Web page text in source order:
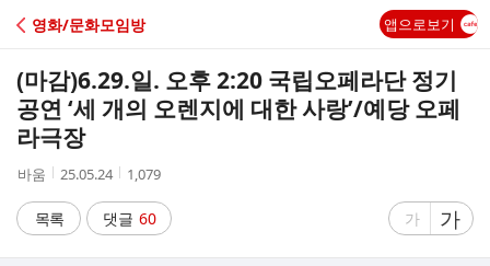
C
A
영화/문화모임방 앱으로보기
(마감)6.29.일. 오후 2:20 국립오페라단 정기
공연 ‘세 개의 오렌지에 대한 사랑’/예당 오페
라극장
작
자
바움
작
시
간
25.05.24
조
수
1,079
목록 댓글 60
글
가
글
자
가